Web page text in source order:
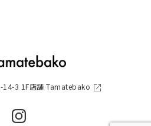
14-3 1F店舗 Tamatebako